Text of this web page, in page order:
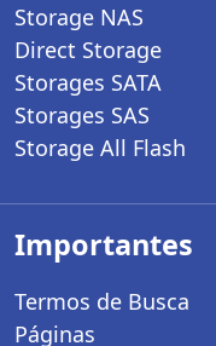
Storage NAS
Direct Storage
Storages SATA
Storages SAS
Storage All Flash
Importantes
Termos de Busca
Páginas